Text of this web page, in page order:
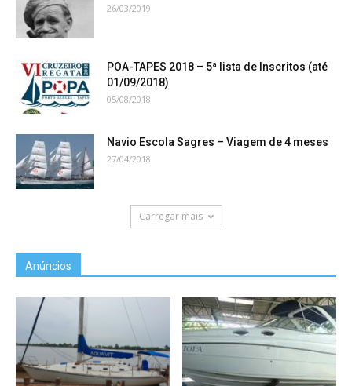
26/03/2019
POA-TAPES 2018 – 5ª lista de Inscritos (até
01/09/2018)
05/08/2018
Navio Escola Sagres – Viagem de 4 meses
27/04/2018
Carregar mais
Anúncios